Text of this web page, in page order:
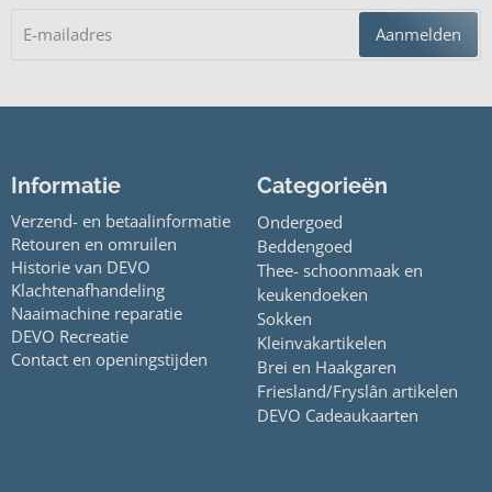
Aanmelden
Categorieën
Ondergoed
Beddengoed
Thee- schoonmaak en
keukendoeken
Sokken
Kleinvakartikelen
Brei en Haakgaren
Friesland/Fryslân artikelen
DEVO Cadeaukaarten
Informatie
Verzend- en betaalinformatie
Retouren en omruilen
Historie van DEVO
Klachtenafhandeling
Naaimachine reparatie
DEVO Recreatie
Contact en openingstijden